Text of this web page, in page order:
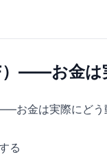
）——お金は
お金は実際にどう
る